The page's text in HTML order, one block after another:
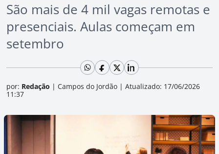
São mais de 4 mil vagas remotas e
presenciais. Aulas começam em
setembro
por: Redação | Campos do Jordão | Atualizado: 17/06/2026
11:37